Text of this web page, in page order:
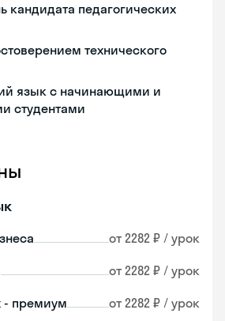
кандидата педагогических
технического
язык с начинающими и
студентами
от 2282 ₽ / урок
от 2282 ₽ / урок
- премиум от 2282 ₽ / урок